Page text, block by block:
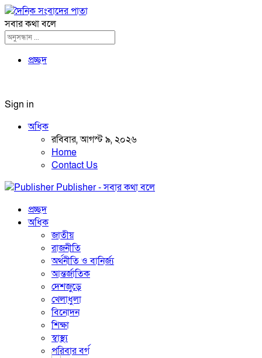
সবার কথা বলে
প্রচ্ছদ
Sign in
অধিক
রবিবার, আগস্ট ৯, ২০২৬
Home
Contact Us
Publisher - সবার কথা বলে
প্রচ্ছদ
অধিক
জাতীয়
রাজনীতি
অর্থনীতি ও বানির্জ্য
আন্তর্জাতিক
দেশজুড়ে
খেলাধুলা
বিনোদন
শিক্ষা
স্বাস্থ্য
পরিবার বর্গ